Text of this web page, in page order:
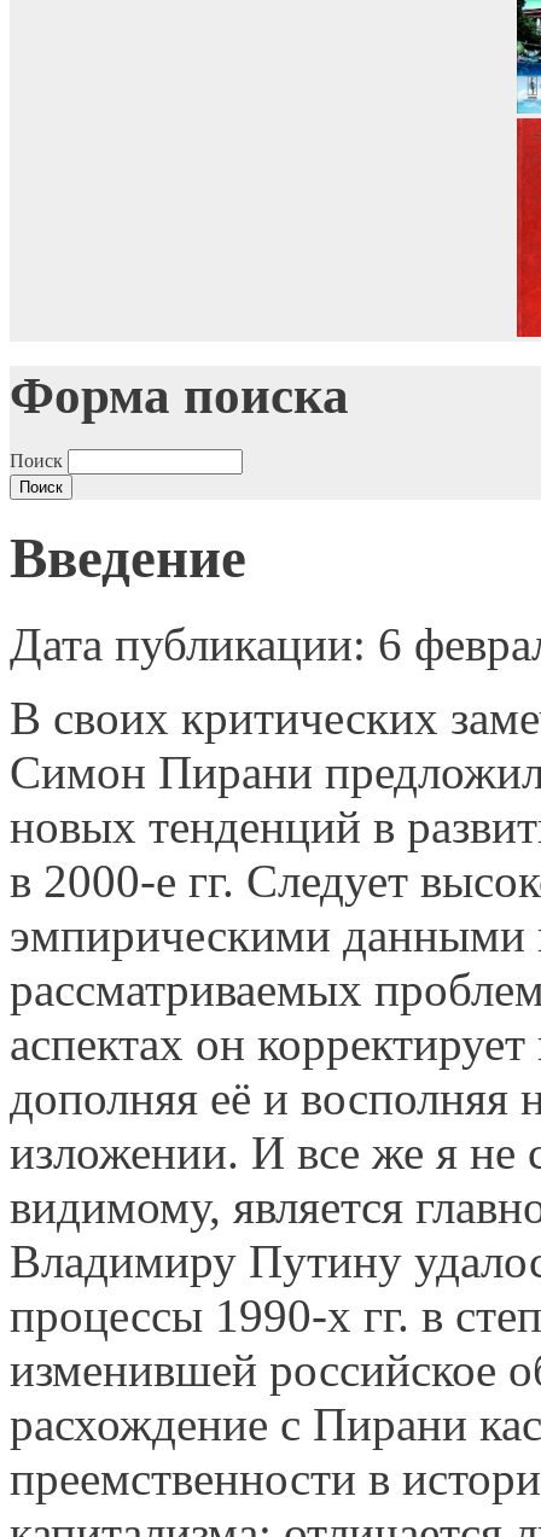
Форма поиска
Поиск
Введение
Дата публикации: 6
В своих критических
Симон Пирани
новых тенденций в
в 2000-е гг. Следует
эмпирическими данными
рассматриваемых
аспектах он
дополняя её и
изложении. И все же я не
видимому, является
Владимиру Путину
процессы 1990-х гг. в
изменившей российское
расхождение с Пирани
преемственности в